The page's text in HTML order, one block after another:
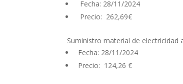
Fecha: 28/11/2024
Precio: 262,69€
Suministro material de electricidad
Fecha: 28/11/2024
Precio: 124,26 €